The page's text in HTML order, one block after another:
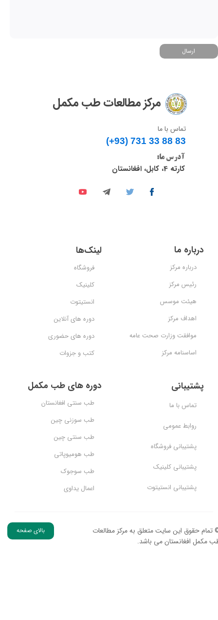
ارسال
مرکز مطالعات طب مکمل
تماس با ما
(+93) 731 33 88 83​​​​​​​
آدرس ما:
کارته 4، کابل، افغانستان
درباره مرکز
رئیس مرکز
هیئت موسس
اهداف مرکز
موافقت وزارت صحت عامه
اساسنامه مرکز
درباره ما لینک‌ها
فروشگاه
کلینیک
انستیتوت
دوره های آنلاین
دوره های حضوری
کتب و جزوات
دوره های طب مکمل
طب سنتی افغانستان
طب سوزنی چین
طب سنتی چین
طب هومیوپاتی
طب سوجوک
اعمال یداوی
پشتیبانی
تماس با ما
روابط عمومی
پشتیبانی فروشگاه
پشتیبانی کلینیک
پشتیبانی انستیتوت
تمام حقوق این سایت متعلق به مرکز مطالعات
مکمل افغانستان می باشد.
بالای صفحه